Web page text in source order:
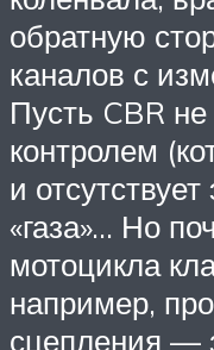
обратную
каналов с
Пусть CBR
контролем
и
«газа»… Но
мотоцикла
например,
сцепления —